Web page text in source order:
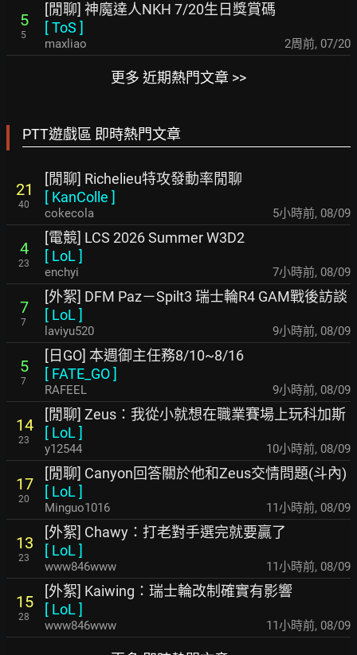
5
5
[閒聊] 神魔達人NKH 7/20生日獎賞碼
[ToS ]
maxliao 2周前, 07/20
更多 近期熱門文章 >>
PTT遊戲區 即時熱門文章
21
40
[閒聊] Richelieu特攻發動率閒聊
[ KanColle ]
cokecola 5小時前, 08/09
4
23
[電競] LCS 2026 Summer W3D2
[ LoL ]
enchyi 7小時前, 08/09
7
7
[外絮] DFM Paz－Spilt3 瑞士輪R4 GAM戰後訪談
[ LoL ]
laviyu520 9小時前, 08/09
5
7
[日GO] 本週御主任務8/10~8/16
[ FATE_GO]
RAFEEL 9小時前, 08/09
14
23
[閒聊] Zeus：我從小就想在職業賽場上玩科加斯
[ LoL ]
y12544 10小時前, 08/09
17
20
[閒聊] Canyon回答關於他和Zeus交情問題(斗內)
[ LoL ]
Minguo1016 11小時前, 08/09
13
23
[外絮] Chawy：打老對手選完就要贏了
[ LoL ]
www846www 11小時前, 08/09
15
28
[外絮] Kaiwing：瑞士輪改制確實有影響
[ LoL ]
www846www 11小時前, 08/09